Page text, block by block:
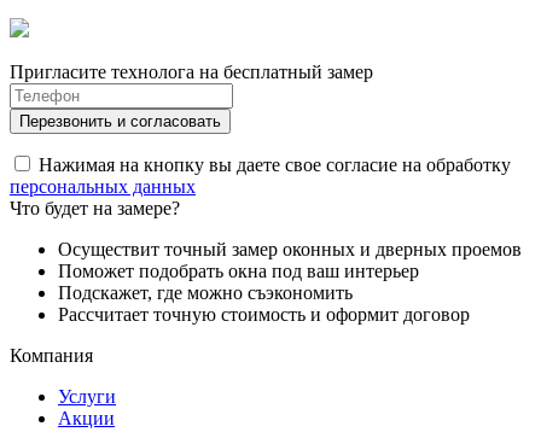
Пригласите технолога на бесплатный замер
Нажимая на кнопку вы даете свое согласие на обработку
персональных данных
Что будет на замере?
Осуществит точный замер оконных и дверных проемов
Поможет подобрать окна под ваш интерьер
Подскажет, где можно съэкономить
Рассчитает точную стоимость и оформит договор
Компания
Услуги
Акции